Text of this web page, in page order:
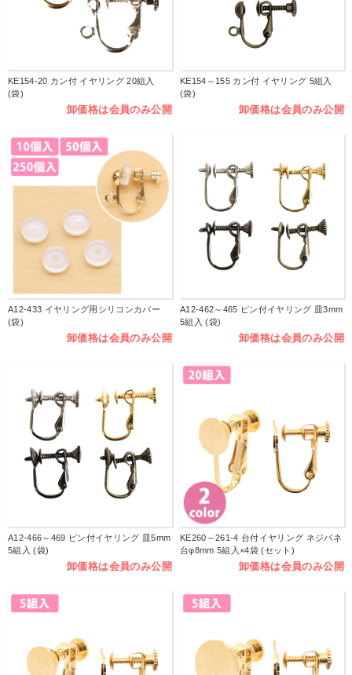
KE154-20 カン付 イヤリング 20組入
(袋)
卸価格は会員のみ公開
KE154～155 カン付 イヤリング 5組入
(袋)
卸価格は会員のみ公開
A12-433 イヤリング用シリコンカバー
(袋)
卸価格は会員のみ公開
A12-462～465 ピン付イヤリング 皿3mm
5組入 (袋)
卸価格は会員のみ公開
A12-466～469 ピン付イヤリング 皿5mm
5組入 (袋)
卸価格は会員のみ公開
KE260～261-4 台付イヤリング ネジバネ
台φ8mm 5組入×4袋 (セット)
卸価格は会員のみ公開